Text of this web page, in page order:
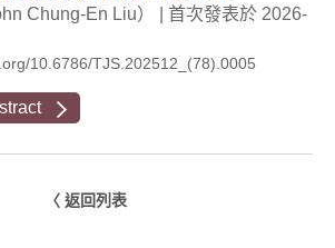
Chung-En Liu） | 首次發表於 2026-
10.6786/TJS.202512_(78).0005
〈 返回列表